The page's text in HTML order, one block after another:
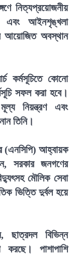
নিত্যপ্রয়োজনীয়
এবং আইনশৃঙ্খলা
আয়োজিত অবস্থান
কর্মসূচিতে কোনো
সফল করা হবে।
নিয়ন্ত্রণ এবং
তিনি।
(এনসিপি) আহ্বায়ক
সরকার জনগণের
মৌলিক সেবা
ভিত্তি দুর্বল হয়ে
বিভিন্ন
করছে। পাশাপাশি